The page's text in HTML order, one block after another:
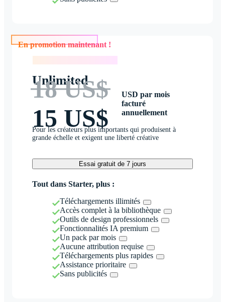
En promotion maintenant !
Unlimited
18 US$
15 US$
USD par mois
facturé
annuellement
Pour les créateurs plus importants qui produisent à
grande échelle et exigent une liberté créative
Essai gratuit de 7 jours
Tout dans Starter, plus :
Téléchargements illimités
Accès complet à la bibliothèque
Outils de design professionnels
Fonctionnalités IA premium
Un pack par mois
Aucune attribution requise
Téléchargements plus rapides
Assistance prioritaire
Sans publicités